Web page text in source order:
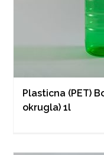
Plasticna (PET)
okrugla) 1l